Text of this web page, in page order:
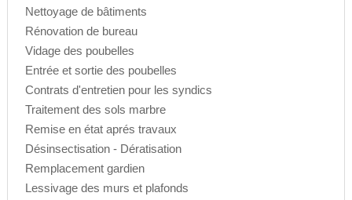
Nettoyage de bâtiments
Rénovation de bureau
Vidage des poubelles
Entrée et sortie des poubelles
Contrats d'entretien pour les syndics
Traitement des sols marbre
Remise en état aprés travaux
Désinsectisation - Dératisation
Remplacement gardien
Lessivage des murs et plafonds